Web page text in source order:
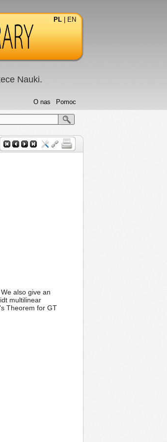
PL EN
Nauki.
Pomoc
O nas
also give an
multilinear
Theorem for GT